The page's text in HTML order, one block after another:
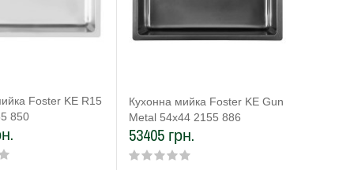
Foster KE R15
850
Кухонна мийка Foster KE Gun
Metal 54x44 2155 886
53405 грн.